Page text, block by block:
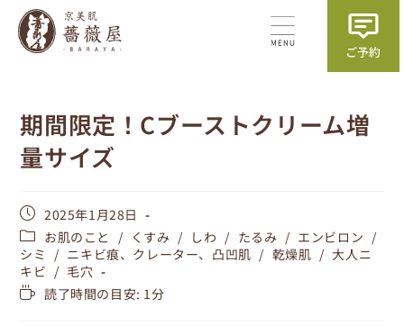
期間限定！Cブーストクリーム増
量サイズ
2025年1月28日
お肌のこと
/ くすみ / しわ / たるみ / エンビロン /
シミ / ニキビ痕、クレーター、凸凹肌 / 乾燥肌 / 大人ニ
キビ / 毛穴
読了時間の目安: 1分